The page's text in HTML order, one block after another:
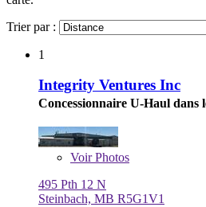
Trier par :
1
Integrity Ventures Inc
Concessionnaire U-Haul dans
VoirPhotos
495 Pth 12 N
Steinbach, MB R5G1V1